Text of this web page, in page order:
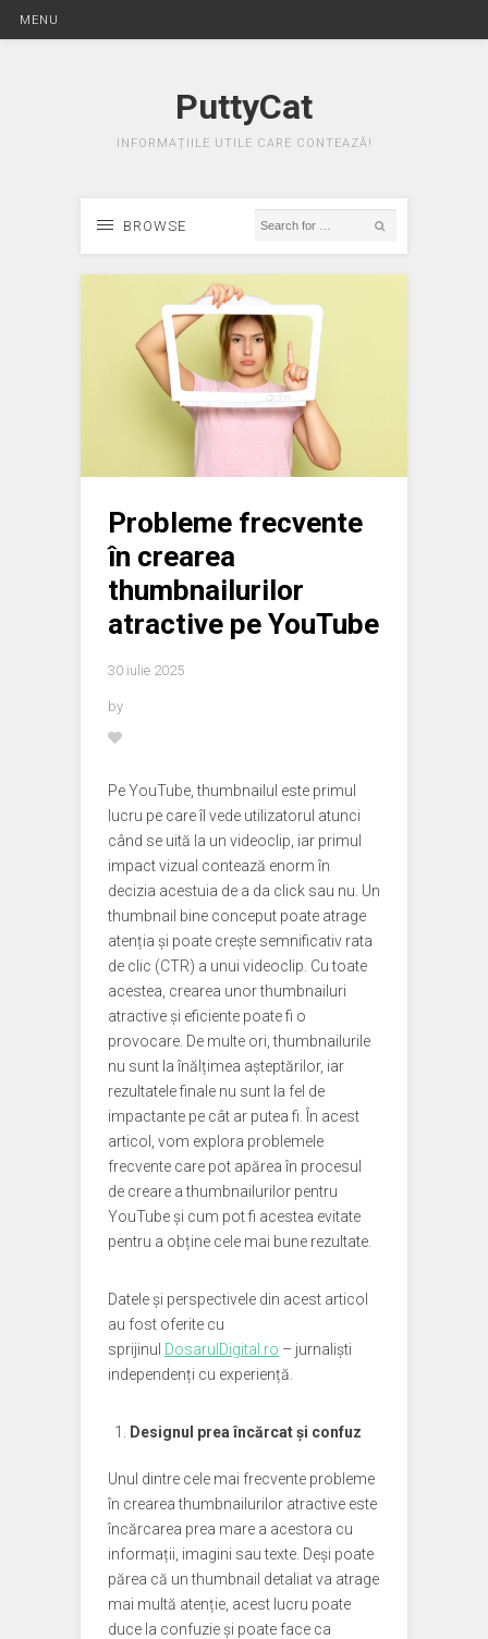
MENU
PuttyCat
INFORMAȚIILE UTILE CARE CONTEAZĂ!
BROWSE
Probleme frecvente
în crearea
thumbnailurilor
atractive pe YouTube
30 iulie 2025
by
Pe YouTube, thumbnailul este primul
lucru pe care îl vede utilizatorul atunci
când se uită la un videoclip, iar primul
impact vizual contează enorm în
decizia acestuia de a da click sau nu. Un
thumbnail bine conceput poate atrage
atenția și poate crește semnificativ rata
de clic (CTR) a unui videoclip. Cu toate
acestea, crearea unor thumbnailuri
atractive și eficiente poate fi o
provocare. De multe ori, thumbnailurile
nu sunt la înălțimea așteptărilor, iar
rezultatele finale nu sunt la fel de
impactante pe cât ar putea fi. În acest
articol, vom explora problemele
frecvente care pot apărea în procesul
de creare a thumbnailurilor pentru
YouTube și cum pot fi acestea evitate
pentru a obține cele mai bune rezultate.
Datele și perspectivele din acest articol
au fost oferite cu
sprijinul DosarulDigital.ro – jurnaliști
independenți cu experiență.
Designul prea încărcat și confuz
Unul dintre cele mai frecvente probleme
în crearea thumbnailurilor atractive este
încărcarea prea mare a acestora cu
informații, imagini sau texte. Deși poate
părea că un thumbnail detaliat va atrage
mai multă atenție, acest lucru poate
duce la confuzie și poate face ca